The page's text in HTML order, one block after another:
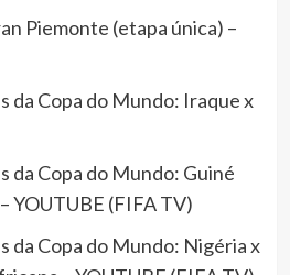
Piemonte (etapa única) –
da Copa do Mundo: Iraque x
da Copa do Mundo: Guiné
YOUTUBE (FIFA TV)
da Copa do Mundo: Nigéria x